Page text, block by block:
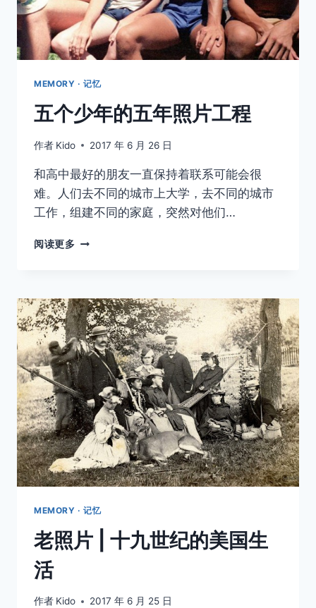
国
MEMORY · 记忆
五个少年的五年照片工程
作者 Kido 2017 年 6 月 26 日
和高中最好的朋友一直保持着联系可能会很
难。人们去不同的城市上大学，去不同的城市
工作，组建不同的家庭，突然对他们…
阅读更多
的
五
年
照
片
工
程
MEMORY · 记忆
老照片 | 十九世纪的美国生
活
作者 Kido 2017 年 6 月 25 日